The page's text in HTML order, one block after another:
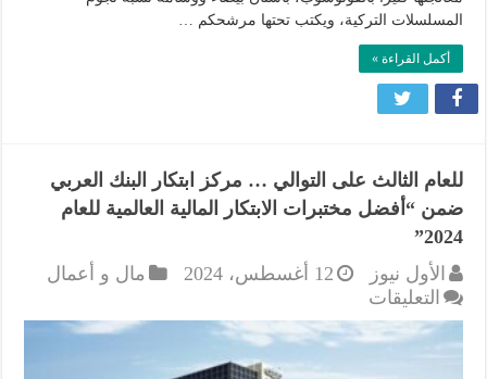
المسلسلات التركية، ويكتب تحتها مرشحكم …
أكمل القراءة »
للعام الثالث على التوالي … مركز ابتكار البنك العربي
ضمن “أفضل مختبرات الابتكار المالية العالمية للعام
2024”
الأول نيوز
12 أغسطس، 2024
مال و أعمال
التعليقات
للعام
الثالث